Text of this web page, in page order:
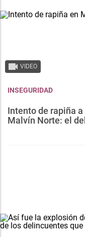
VIDEO
INSEGURIDAD
Intento de rapiña
Malvín Norte: el